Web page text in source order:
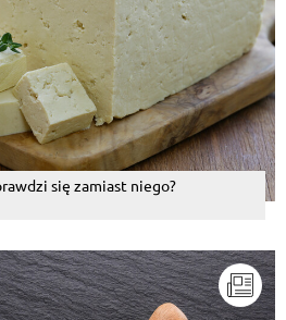
się zamiast niego?